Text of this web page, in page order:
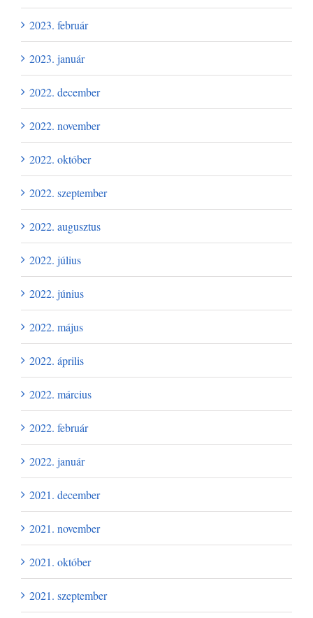
2023. február
2023. január
2022. december
2022. november
2022. október
2022. szeptember
2022. augusztus
2022. július
2022. június
2022. május
2022. április
2022. március
2022. február
2022. január
2021. december
2021. november
2021. október
2021. szeptember